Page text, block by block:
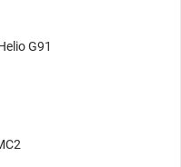
G91